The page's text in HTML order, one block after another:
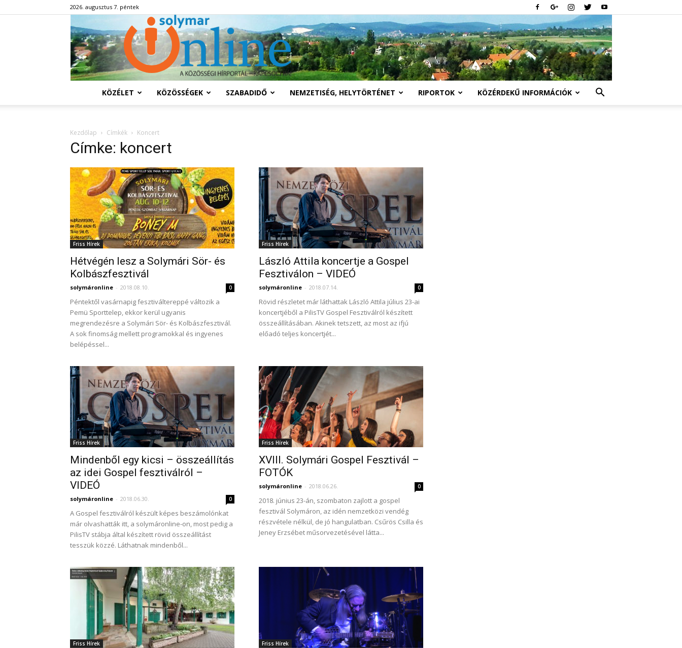
2026. augusztus 7. péntek
Solymár
KÖZÉLET KÖZÖSSÉGEK SZABADIDŐ NEMZETISÉG, HELYTÖRTÉNET RIPORTOK KÖZÉRDEKŰ INFORMÁCIÓK
Kezdőlap Címkék Koncert
Címke: koncert
Friss Hírek
Hétvégén lesz a Solymári Sör- és
Kolbászfesztivál
solymáronline - 2018.08.10. 0
Péntektől vasárnapig fesztiváltereppé változik a
Pemü Sporttelep, ekkor kerül ugyanis
megrendezésre a Solymári Sör- és Kolbászfesztivál.
A sok finomság mellett programokkal és ingyenes
belépéssel...
Friss Hírek
László Attila koncertje a Gospel
Fesztiválon – VIDEÓ
solymáronline - 2018.07.14. 0
Rövid részletet már láthattak László Attila július 23-ai
koncertjéből a PilisTV Gospel Fesztiválról készített
összeállításában. Akinek tetszett, az most az ifjú
előadó teljes koncertjét...
Friss Hírek
Mindenből egy kicsi – összeállítás
az idei Gospel fesztiválról –
VIDEÓ
solymáronline - 2018.06.30. 0
A Gospel fesztiválról készült képes beszámolónkat
már olvashatták itt, a solymáronline-on, most pedig a
PilisTV stábja által készített rövid összeállítást
tesszük közzé. Láthatnak mindenből...
Friss Hírek
XVIII. Solymári Gospel Fesztivál –
FOTÓK
solymáronline - 2018.06.26. 0
2018. június 23-án, szombaton zajlott a gospel
fesztivál Solymáron, az idén nemzetközi vendég
részvétele nélkül, de jó hangulatban. Csűrös Csilla és
Jeney Erzsébet műsorvezetésével látta...
Friss Hírek Friss Hírek